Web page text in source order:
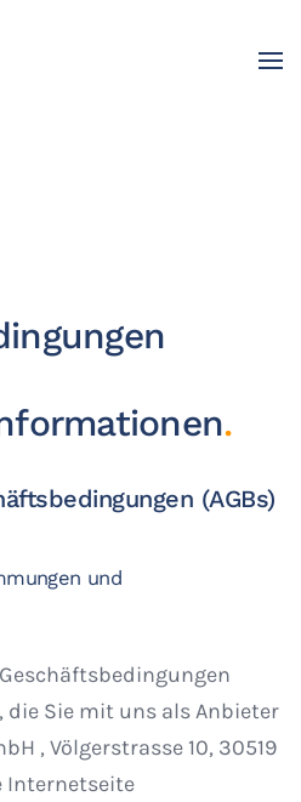
.
(AGBs)
und
die Sie mit uns als Anbieter
, Völgerstrasse 10, 30519
Internetseite